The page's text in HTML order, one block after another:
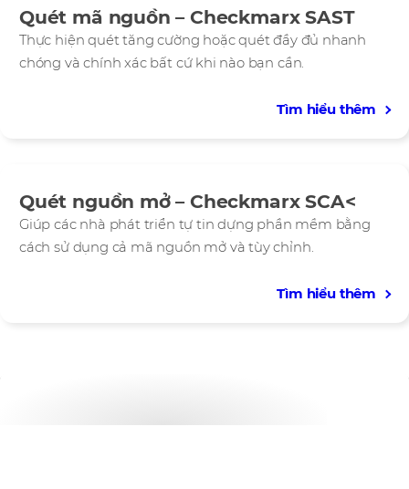
Quét mã nguồn – Checkmarx SAST
Thực hiện quét tăng cường hoặc quét đầy đủ nhanh
chóng và chính xác bất cứ khi nào bạn cần.
Tìm hiểu thêm
Quét nguồn mở – Checkmarx SCA<
Giúp các nhà phát triển tự tin dựng phần mềm bằng
cách sử dụng cả mã nguồn mở và tùy chỉnh.
Tìm hiểu thêm